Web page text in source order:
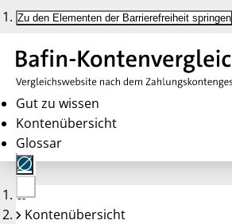
Zu den Elementen der Barrierefreiheit springen
Gut zu wissen
Kontenübersicht
Glossar
Keine
Konten
Kontenübersicht